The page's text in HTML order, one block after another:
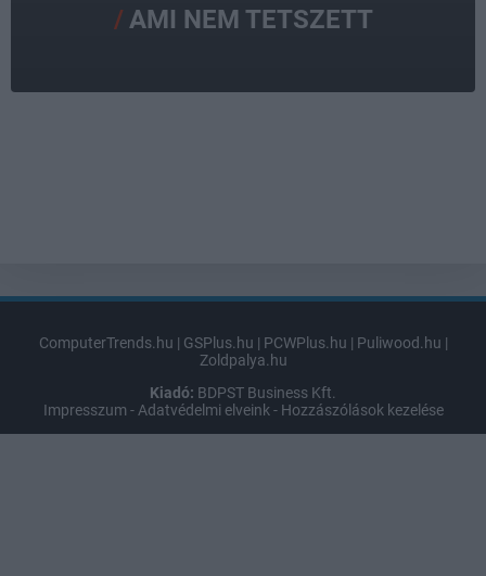
AMI NEM TETSZETT
ComputerTrends.hu | GSPlus.hu | PCWPlus.hu | Puliwood.hu |
Zoldpalya.hu
Kiadó: BDPST Business Kft.
Impresszum - Adatvédelmi elveink - Hozzászólások kezelése